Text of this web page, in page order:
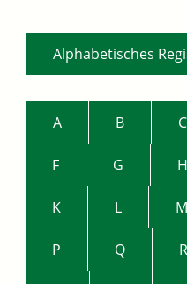
Alphabetisches
A B C
F G H
K L M
P Q R